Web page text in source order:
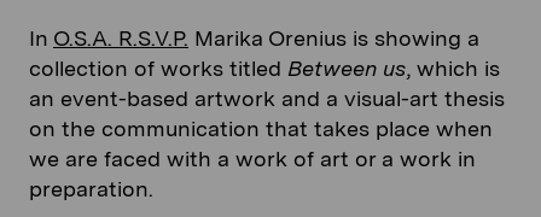
In O.S.A. R.S.V.P. Marika Orenius is showing a
collection of works titled Between us, which is
an event-based artwork and a visual-art thesis
on the communication that takes place when
we are faced with a work of art or a work in
preparation.